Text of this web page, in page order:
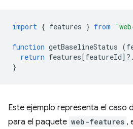
import { features } from
function getBaselineStatus (
return features[featureId] ? .
}
Este ejemplo representa el caso
para el paquete web-features ,